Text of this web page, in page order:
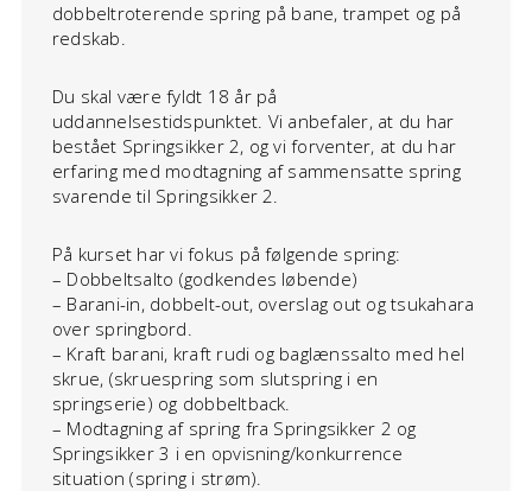
dobbeltroterende spring på bane, trampet og på
redskab.
Du skal være fyldt 18 år på
uddannelsestidspunktet. Vi anbefaler, at du har
bestået Springsikker 2, og vi forventer, at du har
erfaring med modtagning af sammensatte spring
svarende til Springsikker 2.
På kurset har vi fokus på følgende spring:
– Dobbeltsalto (godkendes løbende)
– Barani-in, dobbelt-out, overslag out og tsukahara
over springbord.
– Kraft barani, kraft rudi og baglænssalto med hel
skrue, (skruespring som slutspring i en
springserie) og dobbeltback.
– Modtagning af spring fra Springsikker 2 og
Springsikker 3 i en opvisning/konkurrence
situation (spring i strøm).